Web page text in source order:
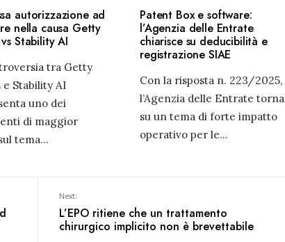
autorizzazione ad
nella causa Getty
Stability AI
tra Getty
e Stability AI
uno dei
di maggior
tema...
Patent Box e software:
l’Agenzia delle Entrate
chiarisce su deducibilità e
registrazione SIAE
Con la risposta n. 223/2025,
l’Agenzia delle Entrate torna
su un tema di forte impatto
operativo per le...
Next:
L’EPO ritiene che un trattamento
chirurgico implicito non è brevettabile